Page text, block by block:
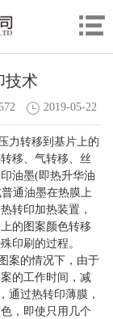
技术
572 2019-05-22
力转移到基片上的
移、气转移、丝
油墨(即热升华油
通油墨在热膜上
转印加热装置，
的图案颜色转移
印刷的过程。
案的情况下，由于
的工作时间，减
通过热转印薄膜，
，即使只用几个